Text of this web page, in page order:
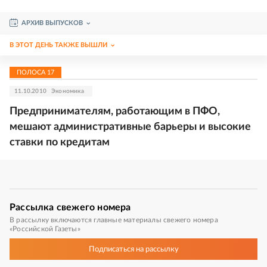
АРХИВ ВЫПУСКОВ
В ЭТОТ ДЕНЬ ТАКЖЕ ВЫШЛИ
ПОЛОСА 17
11.10.2010 Экономика
Предпринимателям, работающим в ПФО,
мешают административные барьеры и высокие
ставки по кредитам
Рассылка свежего номера
В рассылку включаются главные материалы свежего номера
«Российской Газеты»
Подписатьсяна рассылку